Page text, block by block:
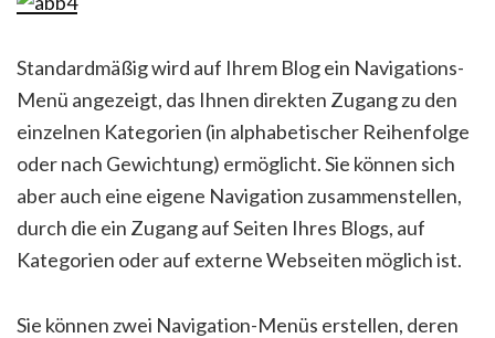
Standardmäßig wird auf Ihrem Blog ein Navigations-
Menü angezeigt, das Ihnen direkten Zugang zu den
einzelnen Kategorien (in alphabetischer Reihenfolge
oder nach Gewichtung) ermöglicht. Sie können sich
aber auch eine eigene Navigation zusammenstellen,
durch die ein Zugang auf Seiten Ihres Blogs, auf
Kategorien oder auf externe Webseiten möglich ist.
Sie können zwei Navigation-Menüs erstellen, deren